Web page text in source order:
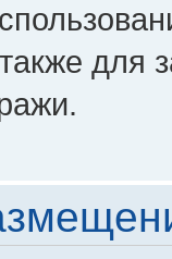
для